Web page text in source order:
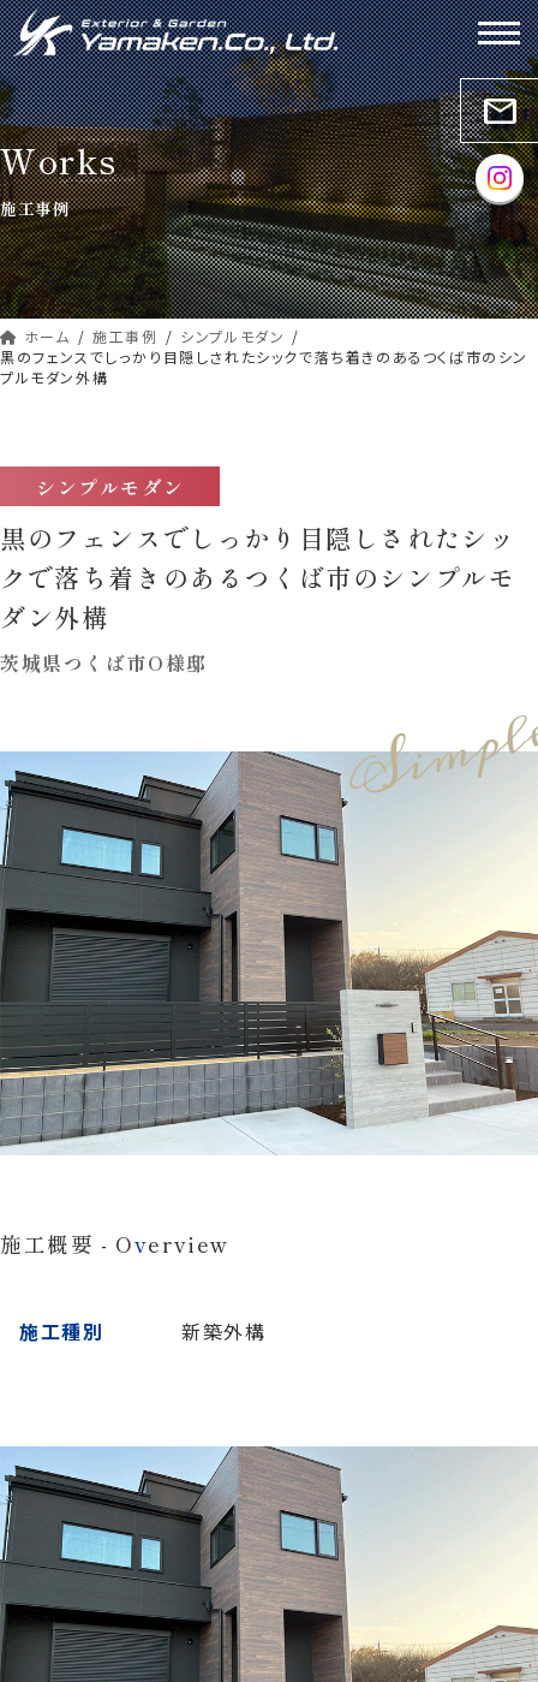
コ
ン
テ
ン
ツ
へ
ス
キ
ッ
プ
ナ
ビ
ゲ
ー
シ
ョ
ン
に
移
動
施工事例
Works
ホーム 施工事例
シンプルモダン
黒のフェンスでしっかり目隠しされたシックで落ち着きのあるつくば市のシン
プルモダン外構
シンプルモダン
黒のフェンスでしっかり目隠しされたシッ
クで落ち着きのあるつくば市のシンプルモ
ダン外構
茨城県つくば市O様邸
施工概要 - Overview
施工種別 新築外構
mail